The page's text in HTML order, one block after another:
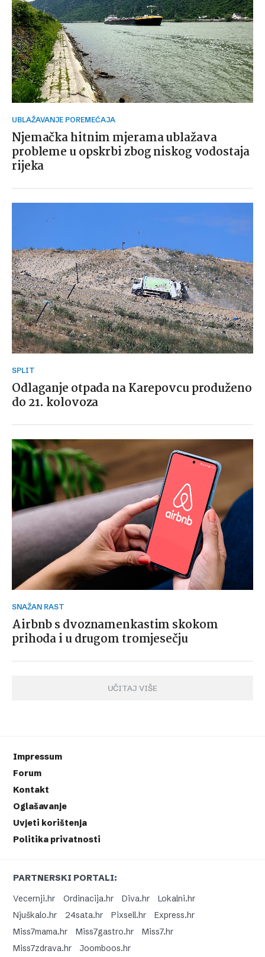
UBLAŽAVANJE POREMEĆAJA
Njemačka hitnim mjerama ublažava
probleme u opskrbi zbog niskog vodostaja
rijeka
SPLIT
Odlaganje otpada na Karepovcu produženo
do 21. kolovoza
SNAŽAN RAST
Airbnb s dvoznamenkastim skokom
prihoda i u drugom tromjesečju
UČITAJ VIŠE
Impressum
Forum
Kontakt
Oglašavanje
Uvjeti korištenja
Politika privatnosti
PARTNERSKI PORTALI:
Vecernji.hr
Ordinacija.hr Diva.hr
Lokalni.hr
Njuškalo.hr
24sata.hr Pixsell.hr
Express.hr
Miss7mama.hr
Miss7gastro.hr
Miss7.hr
Miss7zdrava.hr
Joomboos.hr